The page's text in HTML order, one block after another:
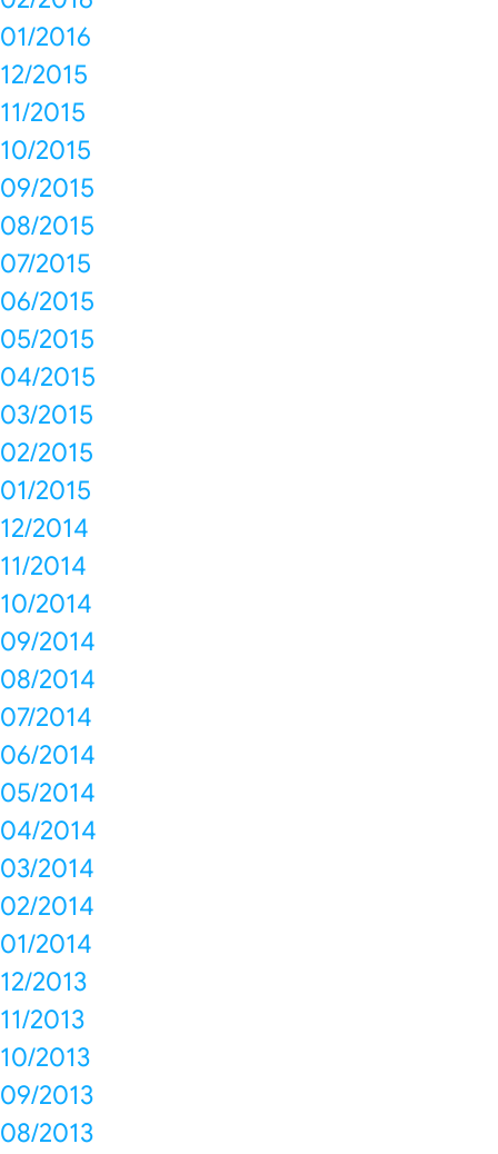
01/2016
12/2015
11/2015
10/2015
09/2015
08/2015
07/2015
06/2015
05/2015
04/2015
03/2015
02/2015
01/2015
12/2014
11/2014
10/2014
09/2014
08/2014
07/2014
06/2014
05/2014
04/2014
03/2014
02/2014
01/2014
12/2013
11/2013
10/2013
09/2013
08/2013